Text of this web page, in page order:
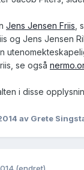
Jens Jensen Friis ,
og Jens Jensen
se også
i disse
av Grete
(endret)